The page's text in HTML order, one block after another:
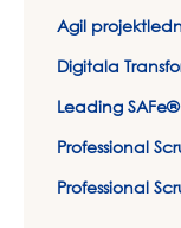
Agil
Digitala
Leading
Professional
Professional